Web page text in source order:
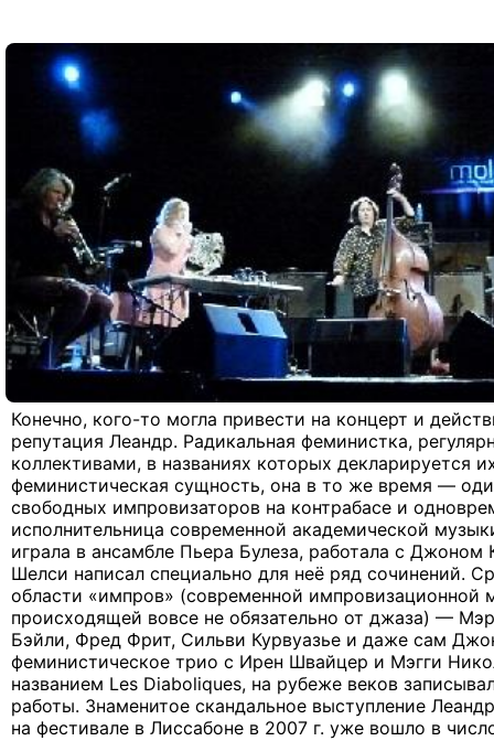
Конечно, кого-то могла привести на концерт и
репутация Леандр. Радикальная феминистка,
коллективами, в названиях которых декларируется
феминистическая сущность, она в то же время —
свободных импровизаторов на контрабасе и
исполнительница современной академической
играла в ансамбле Пьера Булеза, работала с
Шелси написал специально для неё ряд сочинений.
области «импров» (современной импровизационной
происходящей вовсе не обязательно от джаза) —
Бэйли, Фред Фрит, Сильви Курвуазье и даже сам
феминистическое трио с Ирен Швайцер и Мэгги
названием Les Diaboliques, на рубеже веков
работы. Знаменитое скандальное выступление
на фестивале в Лиссабоне в 2007 г. уже вошло в